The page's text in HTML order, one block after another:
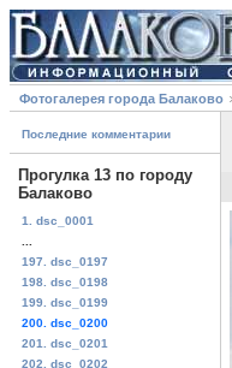
Фотогалерея города Балаково
Последние комментарии
Прогулка 13 по городу
Балаково
1. dsc_0001
197. dsc_0197
198. dsc_0198
199. dsc_0199
200. dsc_0200
201. dsc_0201
202. dsc_0202